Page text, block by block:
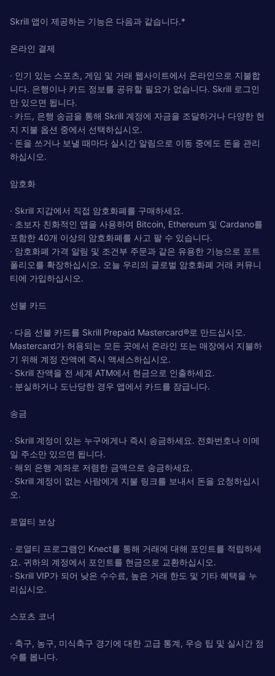
Skrill 앱이 제공하는 기능은 다음과 같습니다.*
온라인 결제
· 인기 있는 스포츠, 게임 및 거래 웹사이트에서 온라인으로 지불합
니다. 은행이나 카드 정보를 공유할 필요가 없습니다. Skrill 로그인
만 있으면 됩니다.
· 카드, 은행 송금을 통해 Skrill 계정에 자금을 조달하거나 다양한 현
지 지불 옵션 중에서 선택하십시오.
· 돈을 쓰거나 보낼 때마다 실시간 알림으로 이동 중에도 돈을 관리
하십시오.
암호화
· Skrill 지갑에서 직접 암호화폐를 구매하세요.
· 초보자 친화적인 앱을 사용하여 Bitcoin, Ethereum 및 Cardano를
포함한 40개 이상의 암호화폐를 사고 팔 수 있습니다.
· 암호화폐 가격 알림 및 조건부 주문과 같은 유용한 기능으로 포트
폴리오를 확장하십시오. 오늘 우리의 글로벌 암호화폐 거래 커뮤니
티에 가입하십시오.
선불 카드
· 다음 선불 카드를 Skrill Prepaid Mastercard®로 만드십시오.
Mastercard가 허용되는 모든 곳에서 온라인 또는 매장에서 지불하
기 위해 계정 잔액에 즉시 액세스하십시오.
· Skrill 잔액을 전 세계 ATM에서 현금으로 인출하세요.
· 분실하거나 도난당한 경우 앱에서 카드를 잠급니다.
송금
· Skrill 계정이 있는 누구에게나 즉시 송금하세요. 전화번호나 이메
일 주소만 있으면 됩니다.
· 해외 은행 계좌로 저렴한 금액으로 송금하세요.
· Skrill 계정이 없는 사람에게 지불 링크를 보내서 돈을 요청하십시
오.
로열티 보상
· 로열티 프로그램인 Knect를 통해 거래에 대해 포인트를 적립하세
요. 귀하의 계정에서 포인트를 현금으로 교환하십시오.
· Skrill VIP가 되어 낮은 수수료, 높은 거래 한도 및 기타 혜택을 누
리십시오.
스포츠 코너
· 축구, 농구, 미식축구 경기에 대한 고급 통계, 우승 팁 및 실시간 점
수를 봅니다.